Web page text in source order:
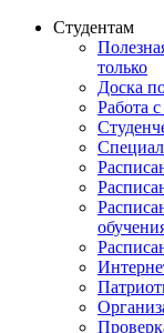
Студентам
только
Доска
Работа